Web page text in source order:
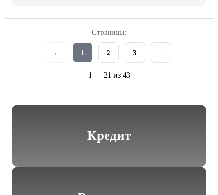
Страницы:
← 1 2 3 →
1 — 21 из 43
Кредит